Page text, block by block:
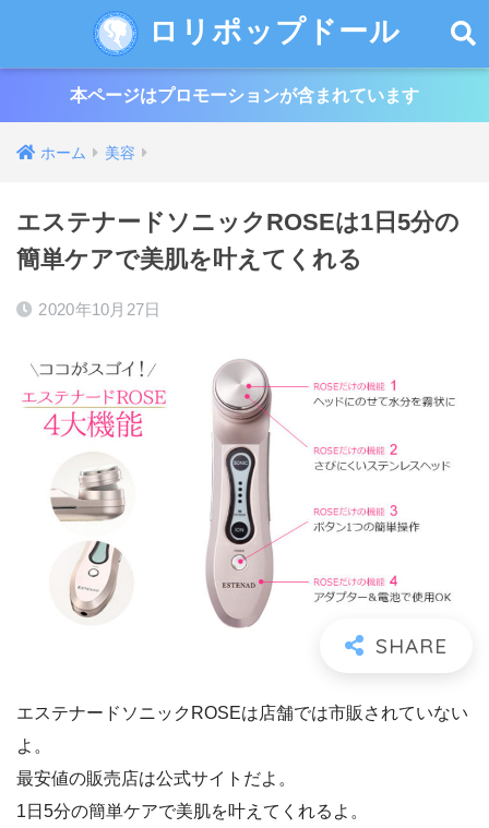
ロリポップドール
本ページはプロモーションが含まれています
ホーム 美容
エステナードソニックROSEは1日5分の
簡単ケアで美肌を叶えてくれる
2020年10月27日
エステナードソニックROSEは店舗では市販されていない
よ。
最安値の販売店は公式サイトだよ。
1日5分の簡単ケアで美肌を叶えてくれるよ。